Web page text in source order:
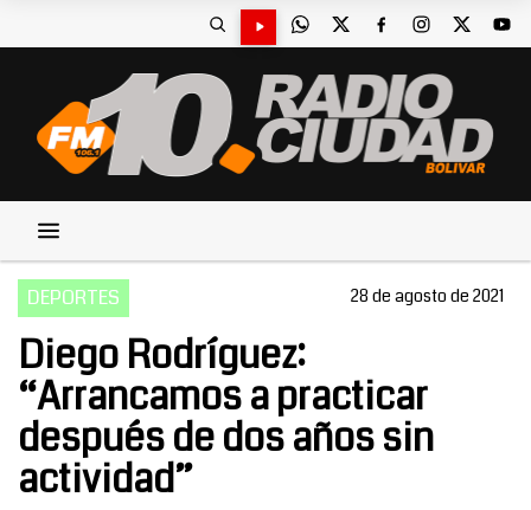
DEPORTES 28 de agosto de 2021
Diego Rodríguez:
“Arrancamos a practicar
después de dos años sin
actividad”